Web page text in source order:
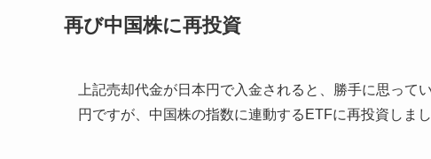
再び中国株に再投資
上記売却代金が日本円で入金されると、勝手に思って
円ですが、中国株の指数に連動するETFに再投資しまし